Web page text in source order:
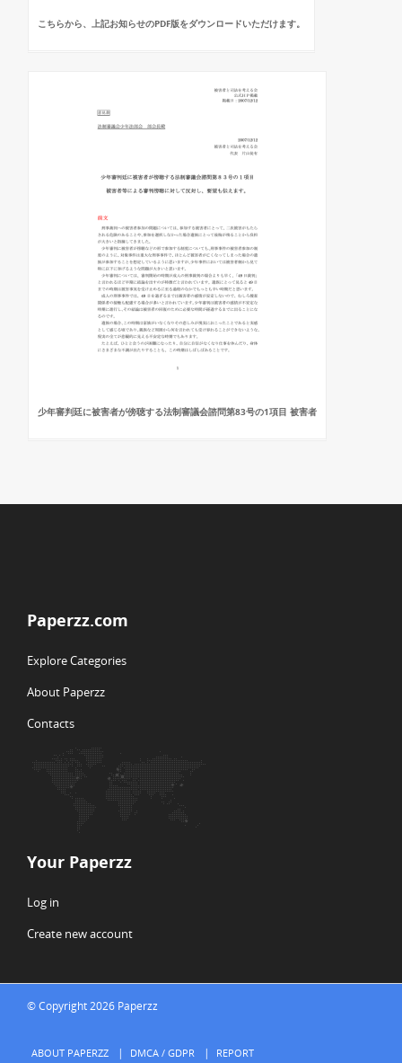
こちらから、上記お知らせのPDF版をダウンロードいただけます。
少年審判廷に被害者が傍聴する法制審議会諮問第83号の1項目 被害者
Paperzz.com
Explore Categories
About Paperzz
Contacts
Your Paperzz
Log in
Create new account
© Copyright 2026 Paperzz
ABOUT PAPERZZ DMCA / GDPR REPORT